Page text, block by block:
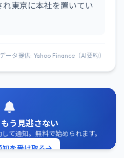
れ東京に本社を置いてい
データ提供: Yahoo Finance（AI要約）
う見逃さない
て通知。無料で始められます。
知を受け取る